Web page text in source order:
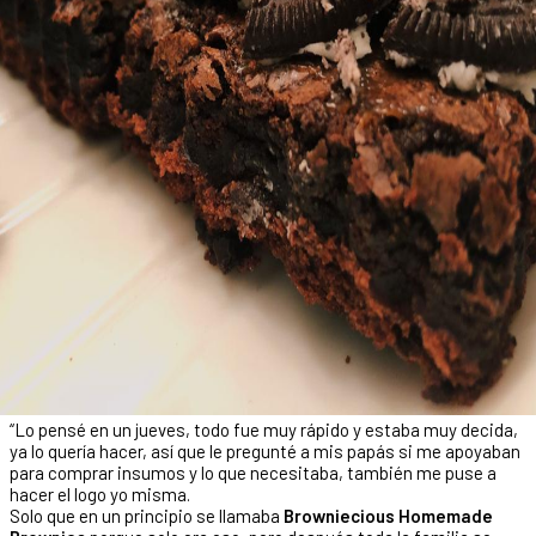
“Lo pensé en un jueves, todo fue muy rápido y estaba muy decida,
ya lo quería hacer, así que le pregunté a mis papás si me apoyaban
para comprar insumos y lo que necesitaba, también me puse a
hacer el logo yo misma.
Solo que en un principio se llamaba Browniecious Homemade